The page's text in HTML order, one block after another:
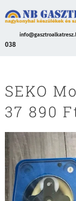
038
SEKO
37 890